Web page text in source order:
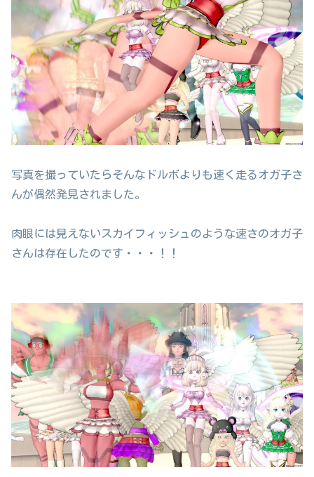
写真を撮っていたらそんなドルボよりも速く走るオガ子さ
んが偶然発見されました。
肉眼には見えないスカイフィッシュのような速さのオガ子
さんは存在したのです・・・！！